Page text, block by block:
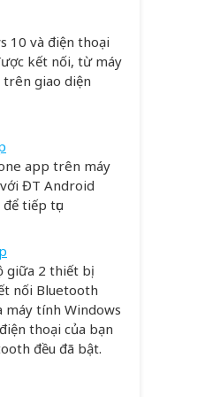
10 và điện thoại
kết nối, từ máy
giao diện
app trên máy
ĐT Android
tiếp tục
giữa 2 thiết bị
nối Bluetooth
máy tính Windows
thoại của bạn
đều đã bật.